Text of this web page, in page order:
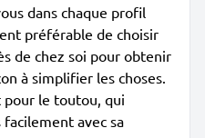
dans chaque profil
préférable de choisir
de chez soi pour obtenir
à simplifier les choses.
pour le toutou, qui
avec sa